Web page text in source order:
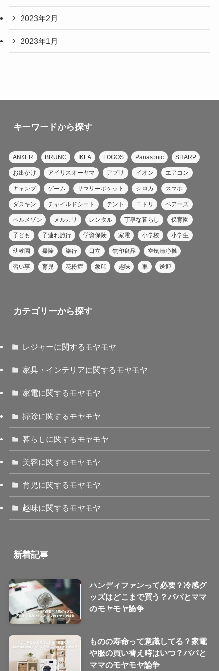
2023年2月
2023年1月
キーワードから探す
ANKER BRUNO IKEA LOGOS Panasonic SHARP
お出かけ アイリスオーヤマ アプリ イオン エアコン
キャンプ ゲーム サマリーポケット シロカ スマホ
ダスキン チャイルドシート テント ニトリ ベアーズ
ベルメゾン メルカリ レンタル 丁寧な暮らし 保育園
子ども 子連れ旅行 学資保険 家電 小学校 小学生
幼稚園 掃除 旅行 日立 無印良品 空気清浄機
習い事 育児 花粉症 象印 趣味 車 送迎
カテゴリーから探す
レジャーに関するモヤモヤ
家具・インテリアに関するモヤモヤ
家電に関するモヤモヤ
掃除に関するモヤモヤ
暮らしに関するモヤモヤ
美容に関するモヤモヤ
育児に関するモヤモヤ
趣味に関するモヤモヤ
新着記事
ハンディファンって必要？冷感グ
ッズはどこまで買う？パパとママ
のモヤモヤ論争
ものの寿命って意識してる？家電
や服の買い替え時はいつ？パパと
ママのモヤモヤ論争